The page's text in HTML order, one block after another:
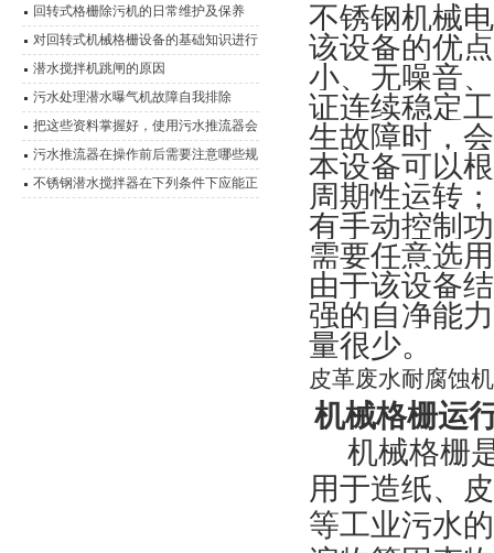
运行的？
回转式格栅除污机的日常维护及保养
对回转式机械格栅设备的基础知识进行
详细说明
潜水搅拌机跳闸的原因
污水处理潜水曝气机故障自我排除
把这些资料掌握好，使用污水推流器会
更轻松
污水推流器在操作前后需要注意哪些规
程？
不锈钢潜水搅拌器在下列条件下应能正
不锈钢机械
该设备的优
小、无噪音
证连续稳定
生故障时，
本设备可以
周期性运转
有手动控制
需要任意选
由于该设备
强的自净能
量很少。
皮革废水耐腐蚀
机械格栅运
机械格栅
用于造纸、
等工业污水